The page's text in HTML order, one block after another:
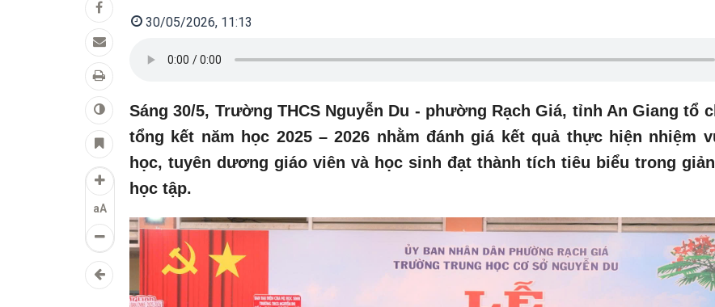
aA
30/05/2026, 11:13
Sáng 30/5, Trường THCS Nguyễn Du - phường Rạch Giá, tỉnh An Giang tổ
tổng kết năm học 2025 – 2026 nhằm đánh giá kết quả thực hiện nhiệm
học, tuyên dương giáo viên và học sinh đạt thành tích tiêu biểu trong
học tập.